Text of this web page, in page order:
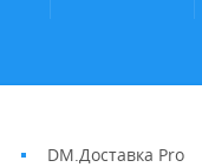
DM.Доставка Pro